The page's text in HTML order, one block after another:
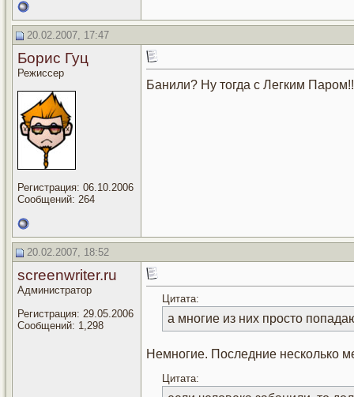
20.02.2007, 17:47
Борис Гуц
Режиссер
Регистрация: 06.10.2006
Сообщений: 264
Банили? Ну тогда с Легким
20.02.2007, 18:52
screenwriter.ru
Администратор
Регистрация: 29.05.2006
Сообщений: 1,298
Цитата:
а многие из них просто
Немногие. Последние несколько
Цитата: